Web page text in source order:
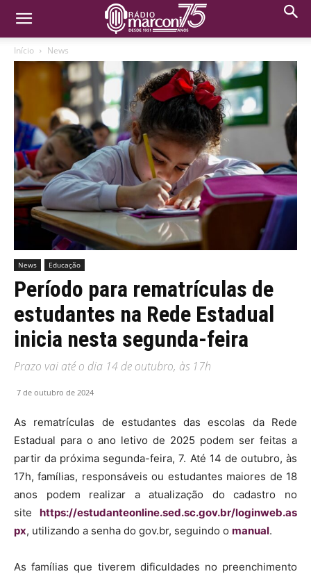
Início News
News Educação
Período para rematrículas de
estudantes na Rede Estadual
inicia nesta segunda-feira
Prazo vai até o dia 14 de outubro, às 17h
7 de outubro de 2024
As rematrículas de estudantes das escolas da Rede
Estadual para o ano letivo de 2025 podem ser feitas a
partir da próxima segunda-feira, 7. Até 14 de outubro, às
17h, famílias, responsáveis ou estudantes maiores de 18
anos podem realizar a atualização do cadastro no
site https://estudanteonline.sed.sc.gov.br/loginweb.as
px, utilizando a senha do gov.br, seguindo o manual.
As famílias que tiverem dificuldades no preenchimento